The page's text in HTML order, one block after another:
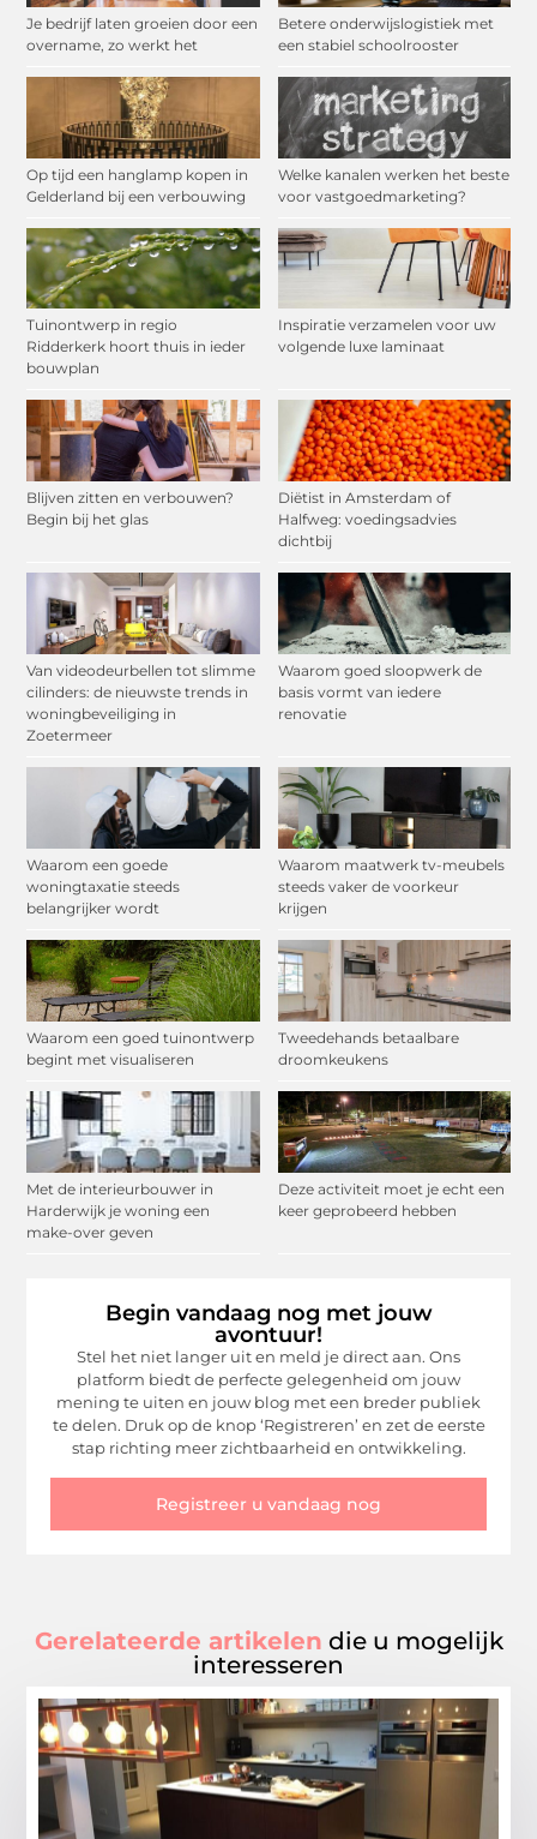
Je bedrijf laten groeien door een
overname, zo werkt het
Betere onderwijslogistiek met
een stabiel schoolrooster
Op tijd een hanglamp kopen in
Gelderland bij een verbouwing
Welke kanalen werken het beste
voor vastgoedmarketing?
Tuinontwerp in regio
Ridderkerk hoort thuis in ieder
bouwplan
Inspiratie verzamelen voor uw
volgende luxe laminaat
Blijven zitten en verbouwen?
Begin bij het glas
Diëtist in Amsterdam of
Halfweg: voedingsadvies
dichtbij
Van videodeurbellen tot slimme
cilinders: de nieuwste trends in
woningbeveiliging in
Zoetermeer
Waarom goed sloopwerk de
basis vormt van iedere
renovatie
Waarom een goede
woningtaxatie steeds
belangrijker wordt
Waarom maatwerk tv-meubels
steeds vaker de voorkeur
krijgen
Waarom een goed tuinontwerp
begint met visualiseren
Tweedehands betaalbare
droomkeukens
Met de interieurbouwer in
Harderwijk je woning een
make-over geven
Deze activiteit moet je echt een
keer geprobeerd hebben
Begin vandaag nog met jouw
avontuur!
Stel het niet langer uit en meld je direct aan. Ons
platform biedt de perfecte gelegenheid om jouw
mening te uiten en jouw blog met een breder publiek
te delen. Druk op de knop ‘Registreren’ en zet de eerste
stap richting meer zichtbaarheid en ontwikkeling.
Registreer u vandaag nog
Gerelateerde artikelen die u mogelijk
interesseren